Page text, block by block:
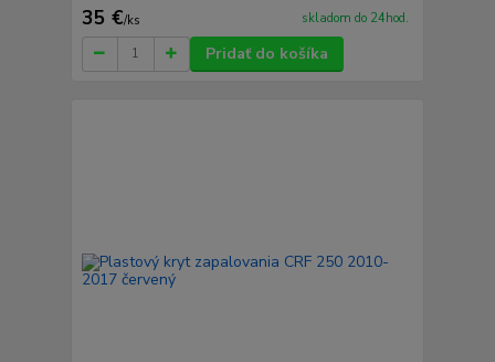
35 €/ks skladom do 24hod.
Pridať do košíka